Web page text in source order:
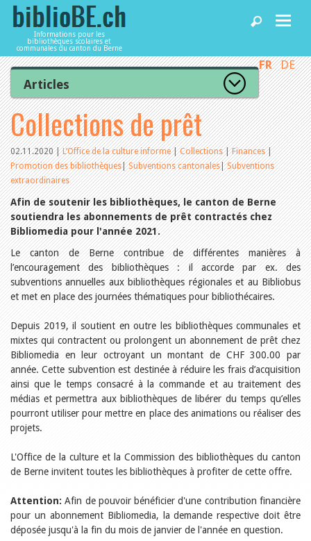
Informations pour les
bibliothèques scolaires et
communales du canton du Berne
Accueil
Articles
Bibliothèques
Agenda
Services
Utiliser biblioBE.ch
FR DE
Articles
Tous les articles
Articles recommandés
Les mieux notés
Catégories
L’Office de la culture informe
La Commission informe
Les bibliothèques informent
Organisation
Locaux et infrastructure
Collections
Utilisation
Finances
Personnel
Gestion de la qualité
Droit et politique
Encouragement à la lecture
Du monde entier
Divers
A lire
Tags
Manifestations
Formation et perfectionnement
Animations
Ecole et bibliothèque
Bibliosuisse
Subventions extraordinaires
Littérature de jeunesse
Encouragement des
Collections de prêt
02.11.2020|L’Office de la culture informe|Collections|Finances|
Promotion des bibliothèques|Subventions cantonales|Subventions
extraordinaires
Afin de soutenir les bibliothèques, le canton de Berne
soutiendra les abonnements de prêt contractés chez
Bibliomedia pour l'année 2021.
Le canton de Berne contribue de différentes manières à
l’encouragement des bibliothèques : il accorde par ex. des
subventions annuelles aux bibliothèques régionales et au Bibliobus
et met en place des journées thématiques pour bibliothécaires.
Depuis 2019, il soutient en outre les bibliothèques communales et
mixtes qui contractent ou prolongent un abonnement de prêt chez
Bibliomedia en leur octroyant un montant de CHF 300.00 par
année. Cette subvention est destinée à réduire les frais d’acquisition
ainsi que le temps consacré à la commande et au traitement des
médias et permettra aux bibliothèques de libérer du temps qu’elles
pourront utiliser pour mettre en place des animations ou réaliser des
projets.
L'Office de la culture et la Commission des bibliothèques du canton
de Berne invitent toutes les bibliothèques à profiter de cette offre.
Attention:Afin de pouvoir bénéficier d'une contribution financière
pour un abonnement Bibliomedia, la demande respective doit être
déposée jusqu'à la fin du mois de janvier de l'année en question.